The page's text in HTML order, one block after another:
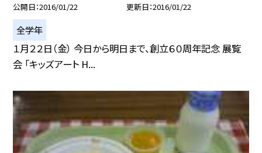
公開日 2016/01/22 更新日 2016/01/22
全学年
１月２２日（金） 今日から明日まで、創立６０周年記念 展覧
会 「キッズアート H...